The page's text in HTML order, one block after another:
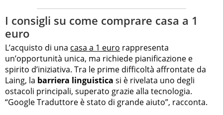
I consigli su come comprare casa a 1
euro
L’acquisto di una casa a 1 euro rappresenta
un’opportunità unica, ma richiede pianificazione e
spirito d’iniziativa. Tra le prime difficoltà affrontate da
Laing, la barriera linguistica si è rivelata uno degli
ostacoli principali, superato grazie alla tecnologia.
“Google Traduttore è stato di grande aiuto”, racconta.